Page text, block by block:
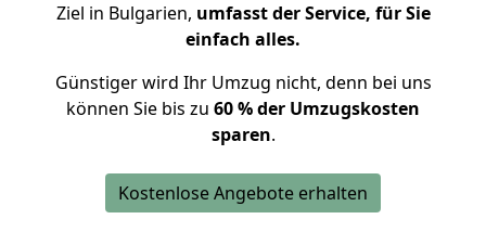
Ziel in Bulgarien, umfasst der Service, für Sie
einfach alles.
Günstiger wird Ihr Umzug nicht, denn bei uns
können Sie bis zu 60 % der Umzugskosten
sparen.
Kostenlose Angebote erhalten